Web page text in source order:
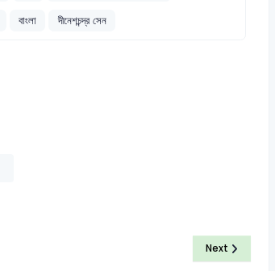
বাংলা দীনেশচন্দ্র সেন
Next